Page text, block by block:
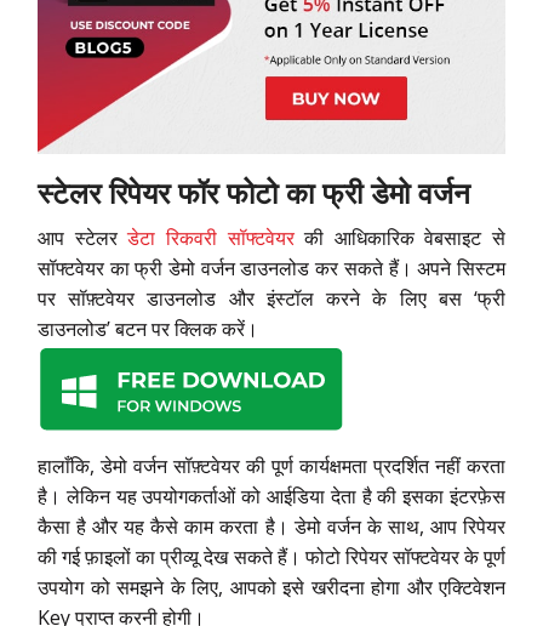
स्टेलर रिपेयर फॉर फोटो का फ्री डेमो वर्जन
आप स्टेलरडेटा रिकवरी सॉफ्टवेयरकी आधिकारिक वेबसाइट से
सॉफ्टवेयर का फ्री डेमो वर्जन डाउनलोड कर सकते हैं। अपने सिस्टम
पर सॉफ़्टवेयर डाउनलोड और इंस्टॉल करने के लिए बस ‘फ्री
डाउनलोड’ बटन पर क्लिक करें।
हालाँकि, डेमो वर्जन सॉफ़्टवेयर की पूर्ण कार्यक्षमता प्रदर्शित नहीं करता
है। लेकिन यह उपयोगकर्ताओं को आईडिया देता है की इसका इंटरफ़ेस
कैसा है और यह कैसे काम करता है। डेमो वर्जन के साथ, आप रिपेयर
की गई फ़ाइलों का प्रीव्यू देख सकते हैं। फोटो रिपेयर सॉफ्टवेयर के पूर्ण
उपयोग को समझने के लिए, आपको इसे खरीदना होगा और एक्टिवेशन
Key प्राप्त करनी होगी।